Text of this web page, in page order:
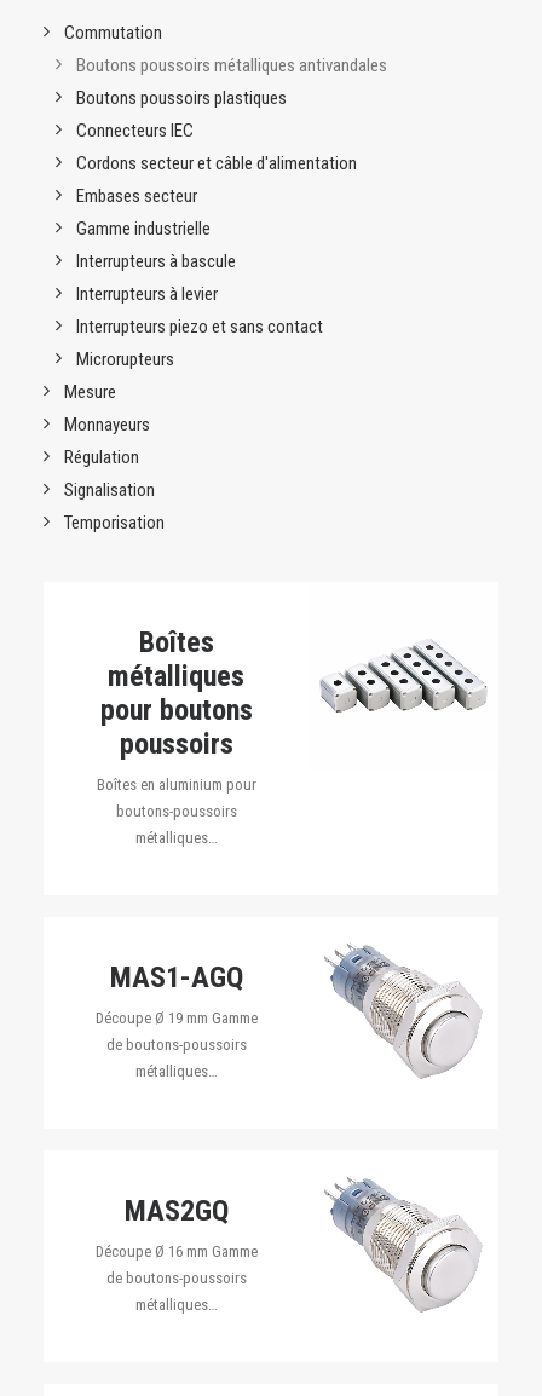
souhaitez une finition spéciale (connectique, gravure,
couleur, ...).
Commutation
Boutons poussoirs métalliques antivandales
Boutons poussoirs plastiques
Connecteurs IEC
Cordons secteur et câble d'alimentation
Embases secteur
Gamme industrielle
Interrupteurs à bascule
Interrupteurs à levier
Interrupteurs piezo et sans contact
Microrupteurs
Mesure
Monnayeurs
Régulation
Signalisation
Temporisation
Boîtes
métalliques
pour boutons
poussoirs
Boîtes en aluminium pour
boutons-poussoirs
métalliques…
MAS1-AGQ
Découpe Ø 19 mm Gamme
de boutons-poussoirs
métalliques…
MAS2GQ
Découpe Ø 16 mm Gamme
de boutons-poussoirs
métalliques…